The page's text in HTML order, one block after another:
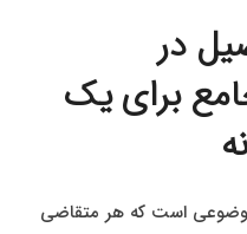
در
برای یک
است که هر متقاضی